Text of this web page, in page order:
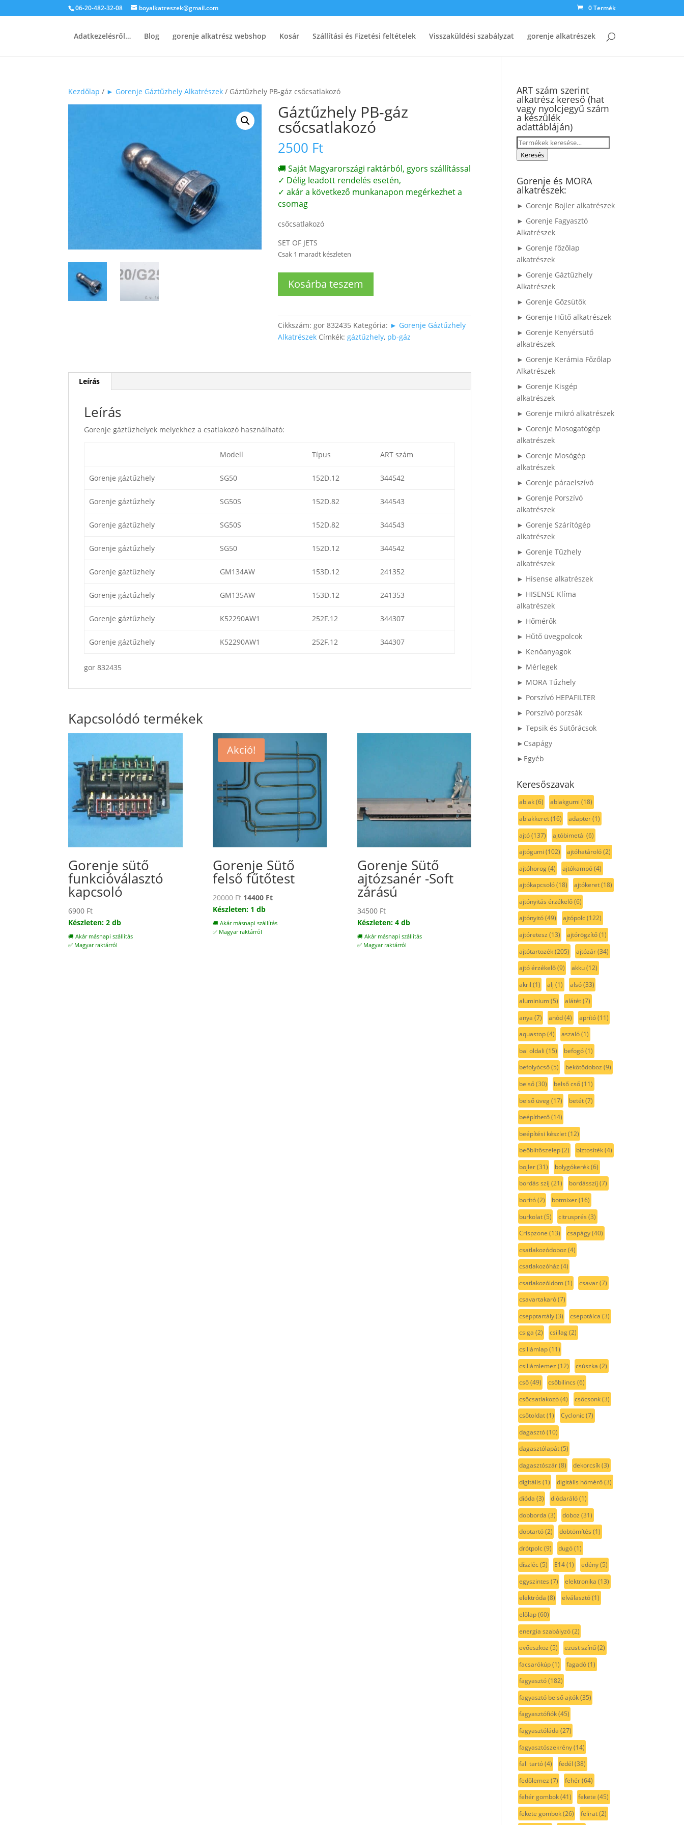
06-20-482-32-08 boyalkatreszek@gmail.com 0 Termék
Adatkezelésről… Blog gorenje alkatrész webshop Kosár Szállítási és Fizetési feltételek Visszaküldési szabályzat gorenje alkatrészek
Kezdőlap / ► Gorenje Gáztűzhely Alkatrészek / Gáztűzhely PB-gáz csőcsatlakozó
Gáztűzhely PB-gáz
csőcsatlakozó
2500 Ft
🚚 Saját Magyarországi raktárból, gyors szállítással
✓ Délig leadott rendelés esetén,
✓ akár a következő munkanapon megérkezhet a
csomag
csőcsatlakozó
SET OF JETS
Csak 1 maradt készleten
Gáztűzhely
mennyiség
Kosárba teszem
Cikkszám:gor 832435 Kategória: ► Gorenje Gáztűzhely
Alkatrészek Címkék:gáztűzhely, pb-gáz
Leírás
Leírás
Gorenje gáztűzhelyek melyekhez a csatlakozó használható:
Modell Típus ART szám
Gorenje gáztűzhely SG50 152D.12 344542
Gorenje gáztűzhely SG50S 152D.82 344543
Gorenje gáztűzhely SG50S 152D.82 344543
Gorenje gáztűzhely SG50 152D.12 344542
Gorenje gáztűzhely GM134AW 153D.12 241352
Gorenje gáztűzhely GM135AW 153D.12 241353
Gorenje gáztűzhely K52290AW1 252F.12 344307
Gorenje gáztűzhely K52290AW1 252F.12 344307
gor 832435
Kapcsolódó termékek
Gorenje sütő
funkcióválasztó
kapcsoló
6900 Ft
Készleten: 2 db
🚚 Akár másnapi szállítás
✅ Magyar raktárról
Akció!
Gorenje Sütő
felső fűtőtest
20000Ft Original
price
was:
20000 Ft.
14400 FtCurrent
is:
Készleten: 1 db
🚚 Akár másnapi szállítás
✅ Magyar raktárról
Gorenje Sütő
ajtózsanér -Soft
zárású
34500 Ft
Készleten: 4 db
🚚 Akár másnapi szállítás
✅ Magyar raktárról
ART szám szerint
alkatrész kereső (hat
vagy nyolcjegyű szám
a készülék
adattábláján)
Keresés
a Keresés
Gorenje és MORA
alkatrészek:
► Gorenje Bojler alkatrészek
► Gorenje Fagyasztó
Alkatrészek
► Gorenje főzőlap
alkatrészek
► Gorenje Gáztűzhely
Alkatrészek
► Gorenje Gőzsütők
► Gorenje Hűtő alkatrészek
► Gorenje Kenyérsütő
alkatrészek
► Gorenje Kerámia Főzőlap
Alkatrészek
► Gorenje Kisgép
alkatrészek
► Gorenje mikró alkatrészek
► Gorenje Mosogatógép
alkatrészek
► Gorenje Mosógép
alkatrészek
► Gorenje páraelszívó
► Gorenje Porszívó
alkatrészek
► Gorenje Szárítógép
alkatrészek
► Gorenje Tűzhely
alkatrészek
► Hisense alkatrészek
► HISENSE Klíma
alkatrészek
► Hőmérők
► Hűtő üvegpolcok
► Kenőanyagok
► Mérlegek
► MORA Tűzhely
► Porszívó HEPAFILTER
► Porszívó porzsák
► Tepsik és Sütőrácsok
►Csapágy
►Egyéb
Keresőszavak
ablak(6) ablakgumi (18)
ablakkeret(16) adapter(1)
ajtó(137) ajtóbimetál (6)
ajtógumi (102) ajtóhatároló(2)
ajtóhorog(4) ajtókampó(4)
ajtókapcsoló(18) ajtókeret(18)
ajtónyitás érzékelő(6)
ajtónyitó(49) ajtópolc(122)
ajtóretesz (13) ajtórögzítő(1)
ajtótartozék(205) ajtózár(34)
ajtó érzékelő(9) akku(12)
akril (1) alj (1) alsó(33)
aluminium(5) alátét(7)
anya (7) anód(4) aprító(11)
aquastop(4) aszaló(1)
bal oldali (15) befogó(1)
befolyócső(5) bekötődoboz (9)
belső(30) belső cső(11)
belső üveg(17) betét(7)
beépíthető(14)
beépítési készlet(12)
beőblítőszelep(2) biztosíték(4)
bojler(31) bolygókerék(6)
bordás szíj (21) bordásszíj (7)
borító(2) botmixer(16)
burkolat(5) citrusprés (3)
Crispzone (13) csapágy(40)
csatlakozódoboz (4)
csatlakozóház (4)
csatlakozóidom(1) csavar(7)
csavartakaró(7)
csepptartály(3) csepptálca (3)
csiga (2) csillag(2)
csillámlap(11)
csillámlemez (12) csúszka (2)
cső(49) csőbilincs (6)
csőcsatlakozó(4) csőcsonk(3)
csőtoldat(1) Cyclonic(7)
dagasztó(10)
dagasztólapát(5)
dagasztószár(8) dekorcsík(3)
digitális (1) digitális hőmérő(3)
dióda (3) diódaráló(1)
dobborda (3) doboz (31)
dobtartó(2) dobtömítés (1)
drótpolc(9) dugó(1)
díszléc(5) E14(1) edény(5)
egyszintes (7) elektronika (13)
elektróda (8) elválasztó(1)
előlap(60)
energia szabályzó(2)
evőeszköz (5) ezüst színű(2)
facsarókúp(1) fagadó(1)
fagyasztó(182)
fagyasztó belső ajtók(35)
fagyasztófiók(45)
fagyasztóláda (27)
fagyasztószekrény(14)
fali tartó(4) fedél (38)
fedőlemez (7) fehér(64)
fehér gombok(41) fekete (45)
fekete gombok(26) felirat(2)